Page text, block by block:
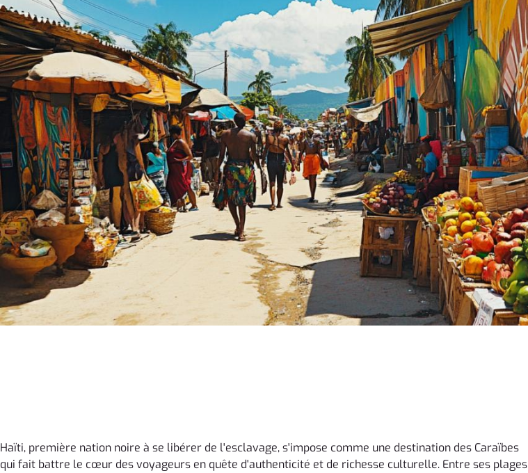
Haïti, première nation noire à se libérer de l'esclavage, s'impose comme une destination des Caraïbes
qui fait battre le cœur des voyageurs en quête d'authenticité et de richesse culturelle. Entre ses plages